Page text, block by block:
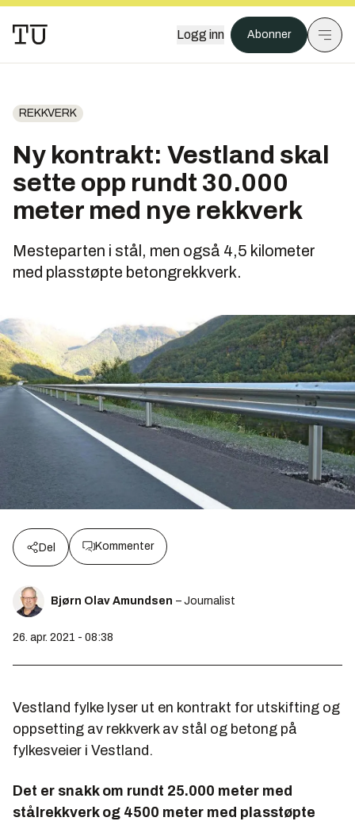
Logg inn Abonner
REKKVERK
Ny kontrakt: Vestland skal
sette opp rundt 30.000
meter med nye rekkverk
Mesteparten i stål, men også 4,5 kilometer
med plasstøpte betongrekkverk.
Del Kommenter
Bjørn Olav Amundsen – Journalist
26. apr. 2021 - 08:38
Vestland fylke lyser ut en kontrakt for utskifting og
oppsetting av rekkverk av stål og betong på
fylkesveier i Vestland.
Det er snakk om rundt 25.000 meter med
stålrekkverk og 4500 meter med plasstøpte